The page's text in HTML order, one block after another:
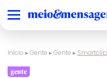
Início ▸Gente ▸Gente ▸
gente